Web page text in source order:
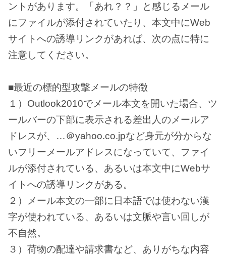
ントがあります。「あれ？？」と感じるメール
にファイルが添付されていたり、本文中にWeb
サイトへの誘導リンクがあれば、次の点に特に
注意してください。
■最近の標的型攻撃メールの特徴
１）Outlook2010でメール本文を開いた場合、ツ
ールバーの下部に表示される差出人のメールア
ドレスが、…＠yahoo.co.jpなど身元が分からな
いフリーメールアドレスになっていて、ファイ
ルが添付されている、あるいは本文中にWebサ
イトへの誘導リンクがある。
２）メール本文の一部に日本語では使わない漢
字が使われている、あるいは文脈や言い回しが
不自然。
３）荷物の配達や請求書など、ありがちな内容